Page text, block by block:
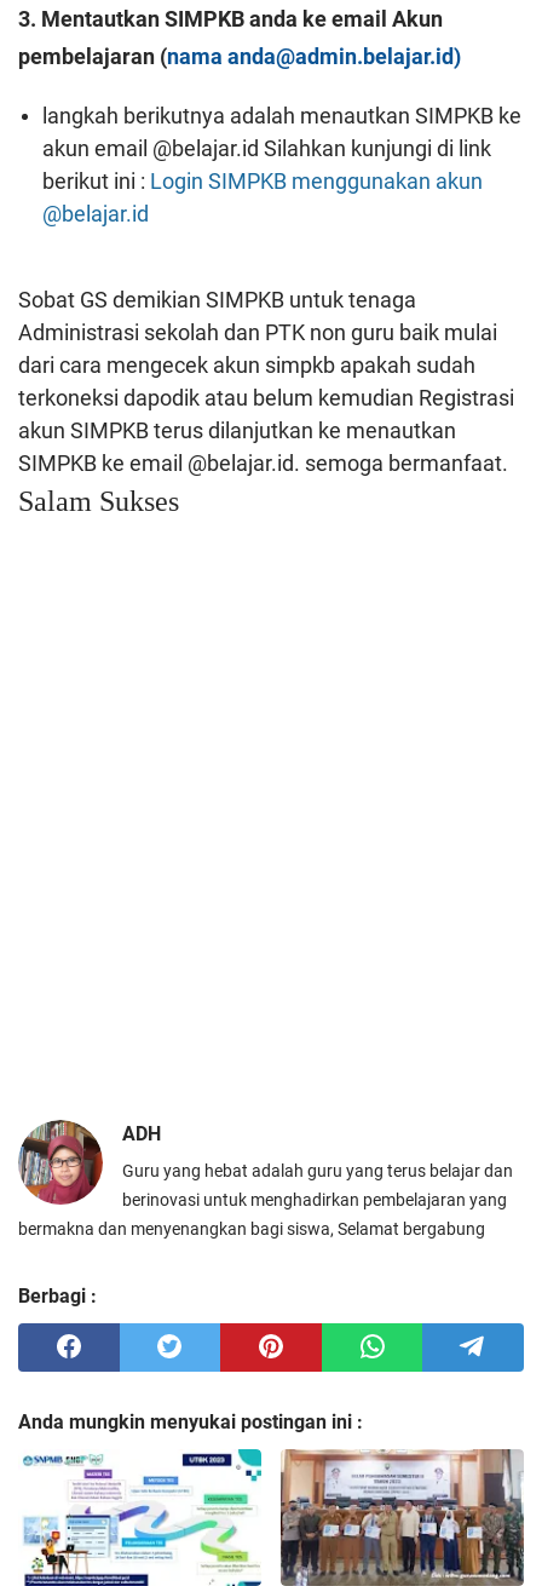
3. Mentautkan SIMPKB anda ke email Akun
pembelajaran (nama anda@admin.belajar.id)
langkah berikutnya adalah menautkan SIMPKB ke
akun email @belajar.id Silahkan kunjungi di link
berikut ini : Login SIMPKB menggunakan akun
@belajar.id
Sobat GS demikian SIMPKB untuk tenaga
Administrasi sekolah dan PTK non guru baik mulai
dari cara mengecek akun simpkb apakah sudah
terkoneksi dapodik atau belum kemudian Registrasi
akun SIMPKB terus dilanjutkan ke menautkan
SIMPKB ke email @belajar.id. semoga bermanfaat.
Salam Sukses
ADH
Guru yang hebat adalah guru yang terus belajar dan
berinovasi untuk menghadirkan pembelajaran yang
bermakna dan menyenangkan bagi siswa, Selamat bergabung
Berbagi :
Anda mungkin menyukai postingan ini :